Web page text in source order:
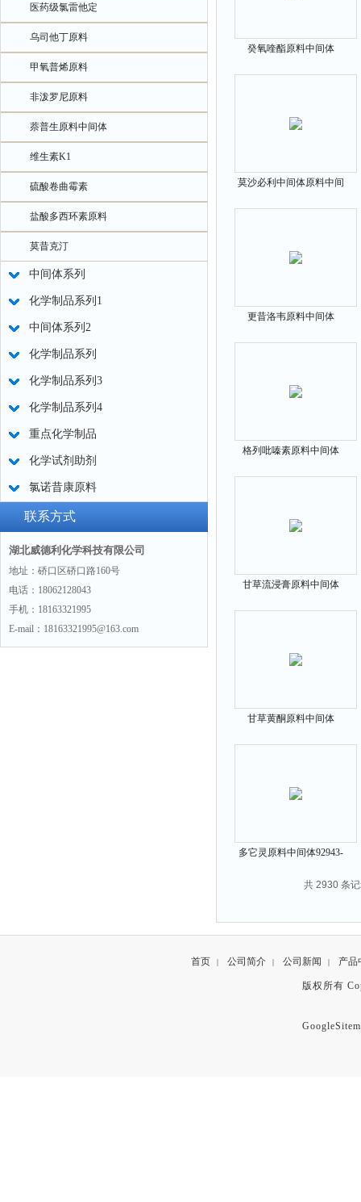
医药级氯雷他定
乌司他丁原料
甲氧普烯原料
非泼罗尼原料
萘普生原料中间体
维生素K1
硫酸卷曲霉素
盐酸多西环素原料
莫昔克汀
中间体系列
化学制品系列1
中间体系列2
化学制品系列
化学制品系列3
化学制品系列4
重点化学制品
化学试剂助剂
氯诺昔康原料
联系方式
湖北威德利化学科技有限公司
地址：硚口区硚口路160号
电话：18062128043
手机：18163321995
E-mail：18163321995@163.com
癸氧喹酯原料中间体
莫沙必利中间体原料中间
更昔洛韦原料中间体
格列吡嗪素原料中间体
甘草流浸膏原料中间体
甘草黄酮原料中间体
多它灵原料中间体92943-
共 2930 条
首页 | 公司简介 | 公司新闻 | 产品
版权所有